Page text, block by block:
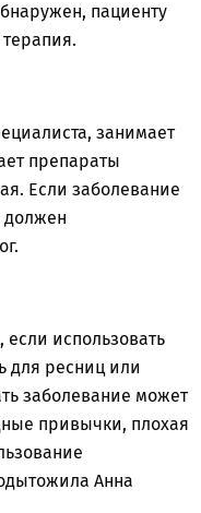
пациенту
занимает
препараты
Если заболевание
должен
использовать
для ресниц или
заболевание может
привычки, плохая
Анна